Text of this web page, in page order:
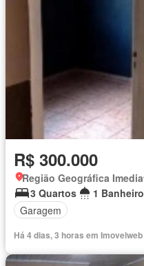
R$ 300.000
3 Quartos
1 Banheiro
Garagem
Há 4 dias, 3 horas em Imovelweb